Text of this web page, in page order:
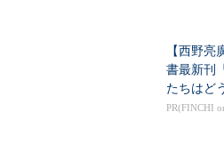
【西野亮
書最新刊
たちはど
PR(FINCHI